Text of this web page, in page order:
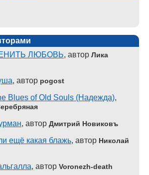
ЛЮБОВЬ, автор Лика
, автор pogost
Blues of Old Souls (Надежда),
, автор Дмитрий Новиковъ
ещё какая блажь, автор Николай
, автор Voronezh-death